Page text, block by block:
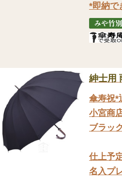
*即納で
紳士用
傘寿祝*
小宮商
ブラッ
仕上予
名入プ